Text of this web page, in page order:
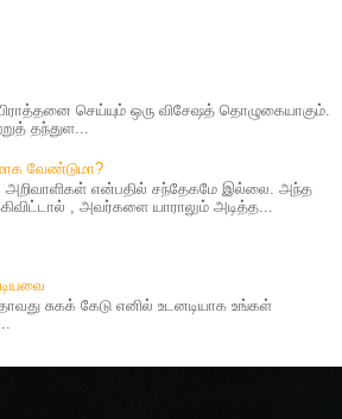
செய்யும் ஒரு விசேஷத் தொழுகையாகும்.
தந்துள...
வேண்டுமா?
என்பதில் சந்தேகமே இல்லை. அந்த
, அவர்களை யாராலும் அடித்த...
சுகக் கேடு எனில் உடனடியாக உங்கள்